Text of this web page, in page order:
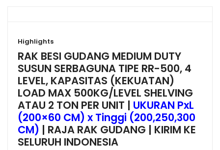
Highlights
RAK BESI GUDANG MEDIUM DUTY
SUSUN SERBAGUNA TIPE RR-500, 4
LEVEL, KAPASITAS (KEKUATAN)
LOAD MAX 500KG/LEVEL SHELVING
ATAU 2 TON PER UNIT | UKURAN PxL
(200×60 CM) x Tinggi (200,250,300
CM) | RAJA RAK GUDANG | KIRIM KE
SELURUH INDONESIA